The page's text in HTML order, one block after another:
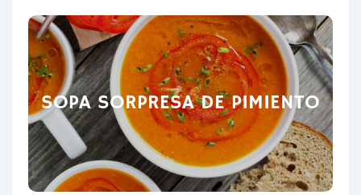
SOPA SORPRESA DE PIMIENTO